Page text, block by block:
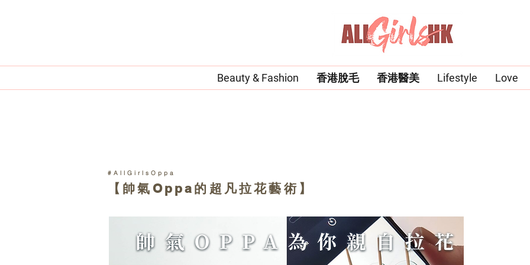
Beauty & Fashion 香港脫毛 香港醫美 Lifestyle Love
#AllGirlsOppa
【帥氣Oppa的超凡拉花藝術】